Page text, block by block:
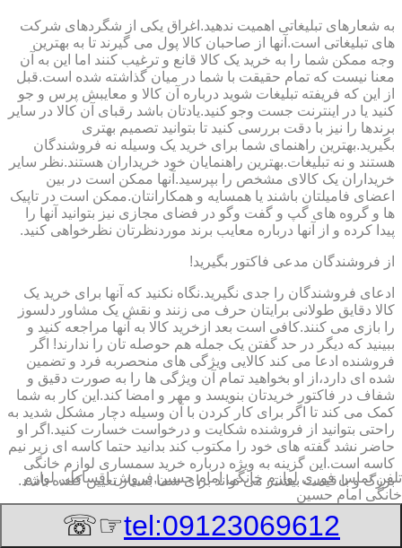
به شعارهای تبلیغاتی اهمیت ندهید.اغراق یکی از شگردهای شرکت
های تبلیغاتی است.آنها از صاحبان کالا پول می گیرند تا به بهترین
وجه ممکن شما را به خرید یک کالا قانع و ترغیب کنند اما این به آن
معنا نیست که تمام حقیقت با شما در میان گذاشته شده است.قبل
از این که فریفته تبلیغات شوید درباره آن کالا و معایبش پرس و جو
کنید یا در اینترنت جست وجو کنید.یادتان باشد رقبای آن کالا در سایر
برندها را نیز با دقت بررسی کنید تا بتوانید تصمیم بهتری
بگیرید.بهترین راهنمای شما برای خرید یک وسیله نه فروشندگان
هستند و نه تبلیغات.بهترین راهنمایان خود خریداران هستند.نظر سایر
خریداران یک کالای مشخص را بپرسید.آنها ممکن است در بین
اعضای فامیلتان باشند یا همسایه و همکارانتان.ممکن است در تاپیک
ها و گروه های گپ و گفت وگو در فضای مجازی نیز بتوانید آنها را
پیدا کرده و از آنها درباره معایب برند موردنظرتان نظرخواهی کنید.
از فروشندگان مدعی فاکتور بگیرید!
ادعای فروشندگان را جدی نگیرید.نگاه نکنید که آنها برای خرید یک
کالا دقایق طولانی برایتان حرف می زنند و نقش یک مشاور دلسوز
را بازی می کنند.کافی است بعد ازخرید کالا به آنها مراجعه کنید و
ببینید که دیگر در حد گفتن یک جمله هم حوصله تان را ندارند! اگر
فروشنده ادعا می کند کالایی ویژگی های منحصربه فرد و تضمین
شده ای دارد،از او بخواهید تمام آن ویژگی ها را به صورت دقیق و
شفاف در فاکتور خریدتان بنویسد و مهر و امضا کند.این کار به شما
کمک می کند تا اگر برای کار کردن با آن وسیله دچار مشکل شدید به
راحتی بتوانید از فروشنده شکایت و درخواست خسارت کنید.اگر او
حاضر نشد گفته های خود را مکتوب کند بدانید حتما کاسه ای زیر نیم
کاسه است.این گزینه به ویژه درباره خرید سمساری لوازم خانگی
بزرگ و با قیمت بیشتر می تواند برای شما بسیار تعیین کننده باشد.
برچسب انرژی لوازم بزرگ را حتما چک کنید
به برچسب انرژی توجه کنید.برچسب انرژی ٧ فلش رنگی است که
تلفن تماس فوریلوازم خانگی امام حسین,فروش اقساطی لوازم
خانگی امام حسین
tel:09123069612
☞☏